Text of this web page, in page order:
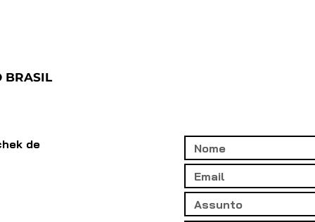
BRASIL
de